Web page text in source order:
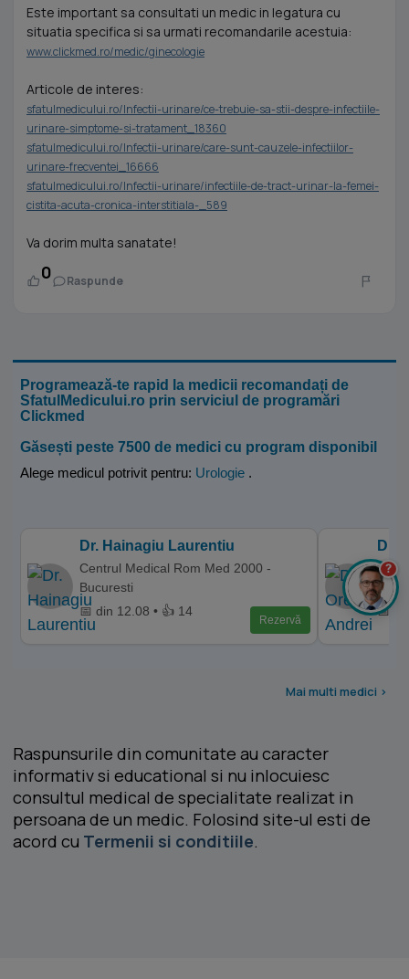
Este important sa consultati un medic in legatura cu
situatia specifica si sa urmati recomandarile acestuia:
www.clickmed.ro/medic/ginecologie
Articole de interes:
sfatulmedicului.ro/Infectii-urinare/ce-trebuie-sa-stii-despre-infectiile-
urinare-simptome-si-tratament_18360
sfatulmedicului.ro/Infectii-urinare/care-sunt-cauzele-infectiilor-
urinare-frecventei_16666
sfatulmedicului.ro/Infectii-urinare/infectiile-de-tract-urinar-la-femei-
cistita-acuta-cronica-interstitiala-_589
Va dorim multa sanatate!
0 Raspunde
Programează-te rapid la medicii recomandați de
SfatulMedicului.ro prin serviciul de programări
Clickmed
Găsești peste 7500 de medici cu program disponibil
Alege medicul potrivit pentru: Urologie .
Dr. Hainagiu Laurentiu
Centrul Medical Rom Med 2000 -
Bucuresti
📅 din 12.08 • 👍 14
Rezervă
Dr.
📅
Mai multi medici >
Raspunsurile din comunitate au caracter
informativ si educational si nu inlocuiesc
consultul medical de specialitate realizat in
persoana de un medic. Folosind site-ul esti de
acord cu Termenii si conditiile.
?